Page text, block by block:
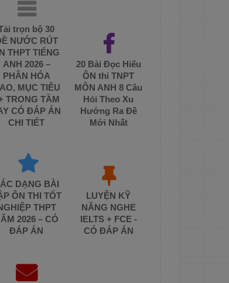
trọn bộ 30
NƯỚC RÚT
THPT TIẾNG
ANH 2026 –
PHÂN HÓA
MỤC TIÊU
TRONG TẦM
CÓ ĐÁP ÁN
CHI TIẾT
20 Bài Đọc Hiểu
ÔN thi TNPT
MÔN ANH 8 Câu
Hỏi Theo Xu
Hướng Ra Đề
Mới Nhất
DẠNG BÀI
ÔN THI TỐT
THPT
2026 – CÓ
ĐÁP ÁN
LUYỆN KỸ
NĂNG NGHE
IELTS + FCE -
CÓ ĐÁP ÁN